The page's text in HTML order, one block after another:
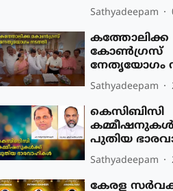
Sathyadeepam
കത്തോലിക്ക
കോൺഗ്രസ്
നേതൃയോഗം
Sathyadeepam
കെസിബിസി
പുതിയ
Sathyadeepam
കേരള